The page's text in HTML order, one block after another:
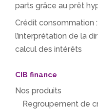
parts grâce au prêt
Crédit consommation
l’interprétation de la
calcul des intérêts
CIB finance
Nos produits
Regroupement de